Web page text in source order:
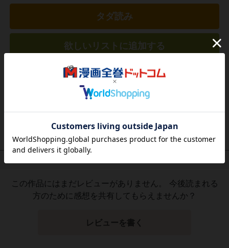
タダ読み
欲しいリストに追加する
気になる商品を登録
この作品にはまだレビューがありません。 今後読まれる
方のために感想を共有してもらえませんか？
レビューを書く